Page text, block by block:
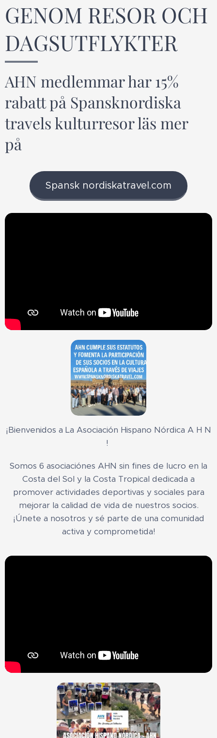
GENOM RESOR OCH
DAGSUTFLYKTER
AHN medlemmar har 15%
rabatt på Spansknordiska
travels kulturresor läs mer
på
Spansk nordiskatravel.com
¡Bienvenidos a La Asociación Hispano Nórdica A H N
!
Somos 6 asociaciónes AHN sin fines de lucro en la
Costa del Sol y la Costa Tropical dedicada a
promover actividades deportivas y sociales para
mejorar la calidad de vida de nuestros socios.
¡Únete a nosotros y sé parte de una comunidad
activa y comprometida!